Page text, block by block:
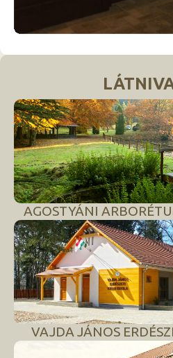
AGOSTYÁNI
VAJDA JÁNOS